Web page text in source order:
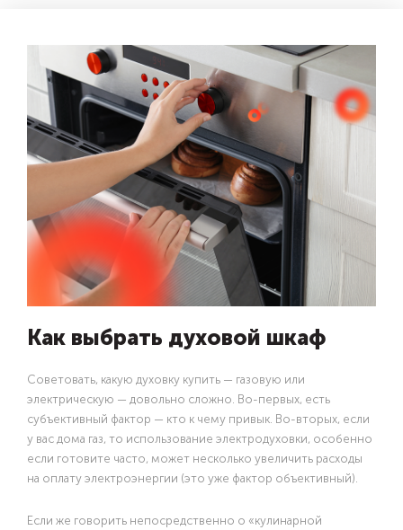
Как выбрать духовой шкаф
Советовать, какую духовку купить — газовую или
электрическую — довольно сложно. Во-первых, есть
субъективный фактор — кто к чему привык. Во-вторых, если
у вас дома газ, то использование электродуховки, особенно
если готовите часто, может несколько увеличить расходы
на оплату электроэнергии (это уже фактор объективный).
Если же говорить непосредственно о «кулинарной